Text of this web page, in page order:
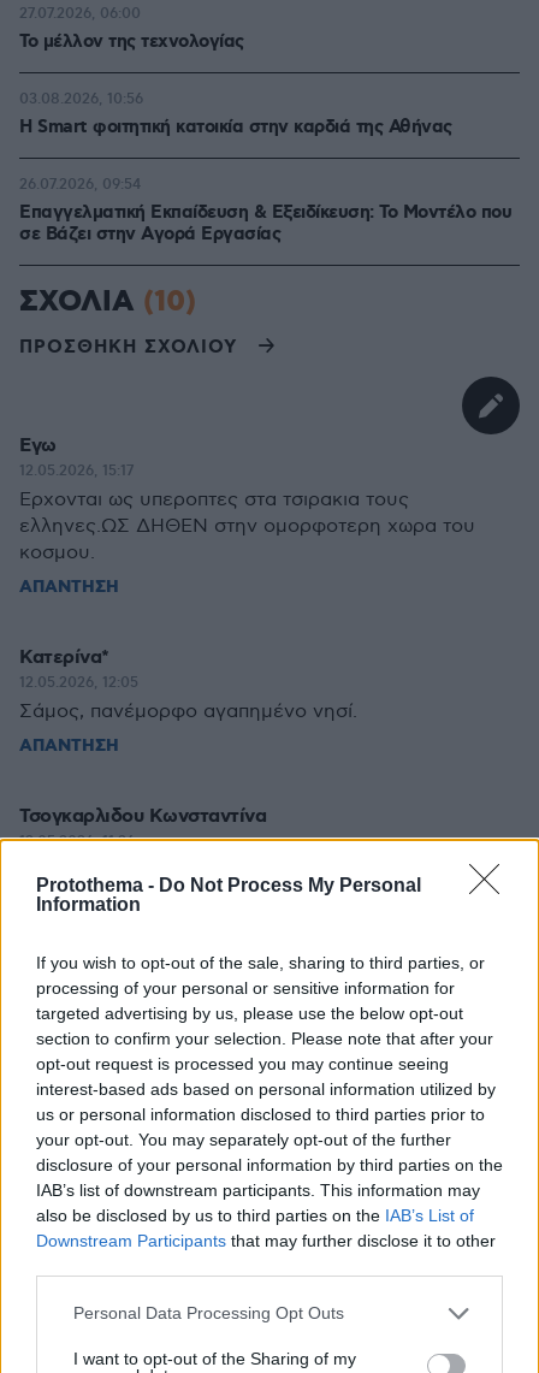
Protothema - Do Not Process My Personal
Information
If you wish to opt-out of the sale, sharing to third parties, or
processing of your personal or sensitive information for
targeted advertising by us, please use the below opt-out
section to confirm your selection. Please note that after your
opt-out request is processed you may continue seeing
interest-based ads based on personal information utilized by
us or personal information disclosed to third parties prior to
your opt-out. You may separately opt-out of the further
disclosure of your personal information by third parties on the
IAB’s list of downstream participants. This information may
also be disclosed by us to third parties on the IAB’s List of
Downstream Participants that may further disclose it to other
Please note that this website/app uses one or more Google
not limited to your visit or usage behaviour. You may click to
Personal Data Processing Opt Outs
I want to opt-out of the Sharing of my
Το μέλλον της τεχνολογίας
27.07.2026, 06:00
Η Smart φοιτητική κατοικία στην καρδιά της Αθήνας
03.08.2026, 10:56
Επαγγελματική Εκπαίδευση & Εξειδίκευση: Το Mοντέλο που
σε Bάζει στην Aγορά Eργασίας
26.07.2026, 09:54
ΣΧΟΛΙΑ (10)
ΠΡΟΣΘΗΚΗ ΣΧΟΛΙΟΥ
Εγω
12.05.2026, 15:17
Ερχονται ως υπεροπτες στα τσιρακια τους
ελληνες.ΩΣ ΔΗΘΕΝ στην ομορφοτερη χωρα του
κοσμου.
ΑΠΑΝΤΗΣΗ
Κατερίνα*
12.05.2026, 12:05
Σάμος, πανέμορφο αγαπημένο νησί.
ΑΠΑΝΤΗΣΗ
Τσογκαρλιδου Κωνσταντίνα
12.05.2026, 11:26
Παντού τα ίδια σ---α είναι μόνο λεφτά ξέρουν να
τρώνε και για υποδομές ούτε λόγος δεν τους νοιάζει
εμείς δεν κάνουμε τίποτα, ούτος η άλλος την χώρα
μας την έχουν πουλήσει και δεν το ξέρουμε..
ΑΠΑΝΤΗΣΗ
Κωνσταντίνος Καρακωνσταντής
12.05.2026, 10:59
Να μας λείπουν οι αναζητούντες πυστικούς
προορισμούς. Υποδομές δεν έχουμε, καθε δεύτερη
μέρα διακοπή στο ρεύμα, και στο νερο...ενω υπάρχει
σε αφθονία το δίκτυο είναι ασυντήρητο και
επιτήδειοι και ανίκανοι και η παραλιακή είναι μια
ντροπή. Αν πλακώσουν και οι αναζητούντες